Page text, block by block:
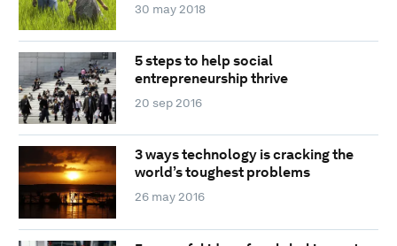
30 may 2018
5 steps to help social
entrepreneurship thrive
20 sep 2016
3 ways technology is cracking the
world’s toughest problems
26 may 2016